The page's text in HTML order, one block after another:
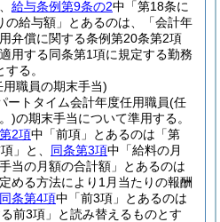
給与条例第9条の2中「第18条に
の給与額」とあるのは、「会計年
弁償に関する条例第20条第2項
用する同条第1項に規定する勤務
る。
職員の期末手当)
ートタイム会計年度任用職員(任
)の期末手当について準用する。
2項中「前項」とあるのは「第
」と、 同条第3項中「給料の月
当の月額の合計額」とあるのは
める方法により1月当たりの報酬
同条第4項中「前3項」とあるのは
前3項」と読み替えるものとす